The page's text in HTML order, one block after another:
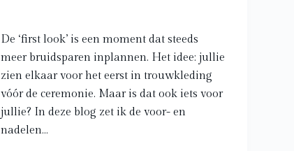
De ‘first look’ is een moment dat steeds
meer bruidsparen inplannen. Het idee: jullie
zien elkaar voor het eerst in trouwkleding
vóór de ceremonie. Maar is dat ook iets voor
jullie? In deze blog zet ik de voor- en
nadelen…